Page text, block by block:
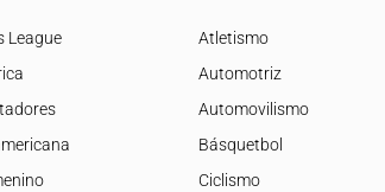
League
Atletismo
Automotriz
Automovilismo
Básquetbol
Ciclismo